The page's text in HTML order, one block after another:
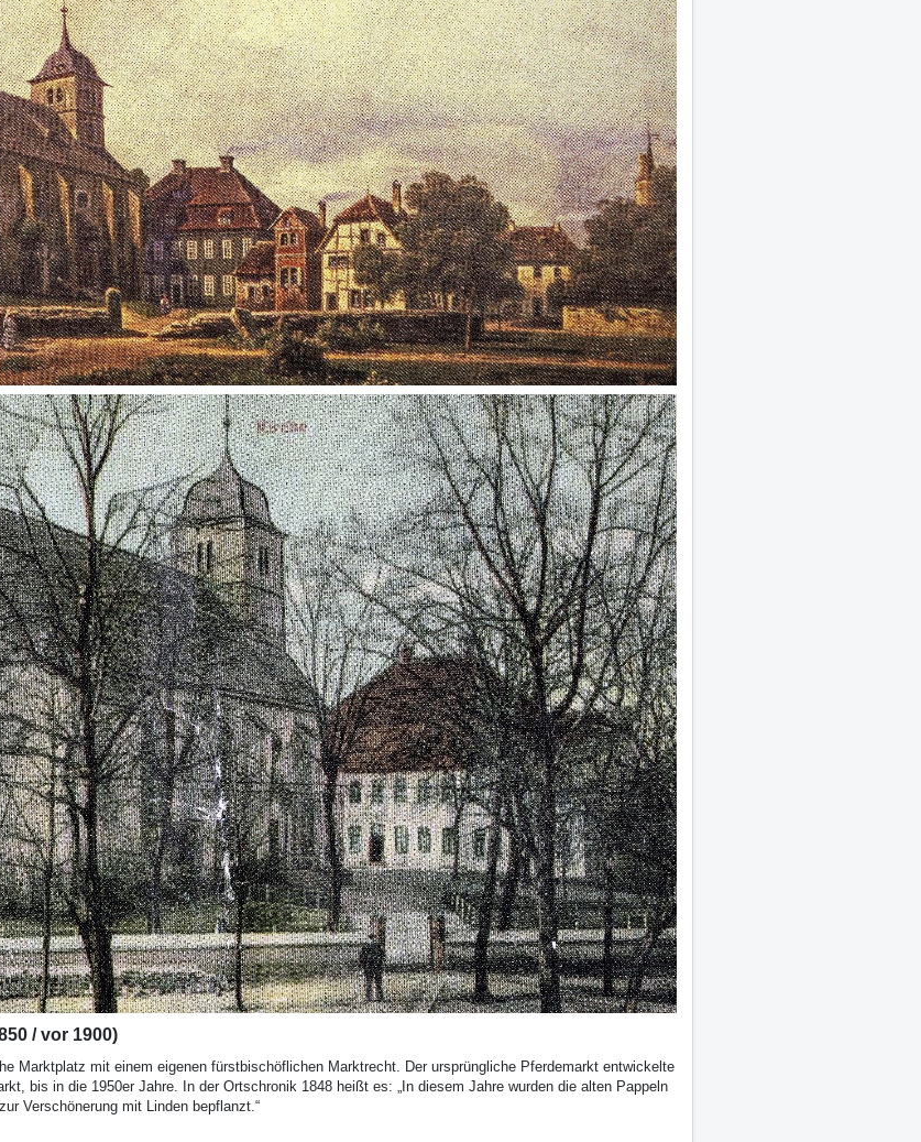
/ vor 1900)
Marktplatz mit einem eigenen fürstbischöflichen Marktrecht. Der ursprüngliche Pferdemarkt entwickelte
bis in die 1950er Jahre. In der Ortschronik 1848 heißt es: „In diesem Jahre wurden die alten Pappeln
Verschönerung mit Linden bepflanzt.“